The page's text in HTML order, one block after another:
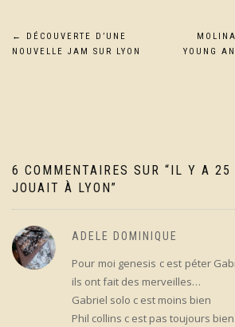
Navigation
←
DÉCOUVERTE D’UNE
NOUVELLE JAM SUR LYON
YOUNG
6 COMMENTAIRES SUR “IL Y A 25
JOUAIT À LYON”
ADELE DOMINIQUE
Pour moi genesis c est péter
ils ont fait des merveilles…
Gabriel solo c est moins bien
Phil collins c est pas toujours bien